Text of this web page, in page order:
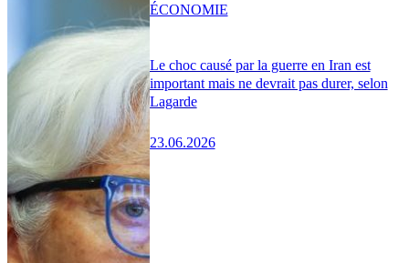
Le choc causé par la guerre en Iran est
important mais ne devrait pas durer, selon
Lagarde
23.06.2026
ÉCONOMIE